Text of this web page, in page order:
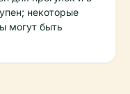
некоторые
могут быть